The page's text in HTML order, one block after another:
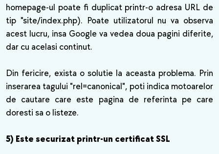
homepage-ul poate fi duplicat printr-o adresa URL de
tip "site/index.php). Poate utilizatorul nu va observa
acest lucru, insa Google va vedea doua pagini diferite,
dar cu acelasi continut.
Din fericire, exista o solutie la aceasta problema. Prin
inserarea tagului "rel=canonical", poti indica motoarelor
de cautare care este pagina de referinta pe care
doresti sa o listeze.
5) Este securizat printr-un certificat SSL